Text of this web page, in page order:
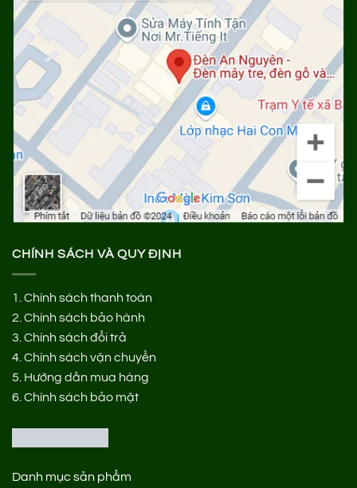
CHÍNH SÁCH VÀ QUY ĐỊNH
1. Chính sách thanh toán
2. Chính sách bảo hành
3. Chính sách đổi trả
4. Chính sách vận chuyển
5. Hướng dẫn mua hàng
6. Chính sách bảo mật
Danh mục sản phẩm